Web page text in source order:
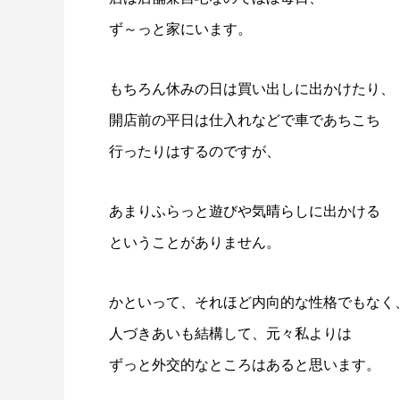
ず～っと家にいます。
もちろん休みの日は買い出しに出かけたり、
開店前の平日は仕入れなどで車であちこち
行ったりはするのですが、
あまりふらっと遊びや気晴らしに出かける
ということがありません。
かといって、それほど内向的な性格でもなく
人づきあいも結構して、元々私よりは
ずっと外交的なところはあると思います。